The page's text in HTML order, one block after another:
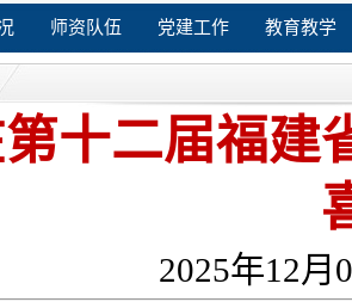
师资队伍 党建工作 教育教学
十二届福建
2025年12月